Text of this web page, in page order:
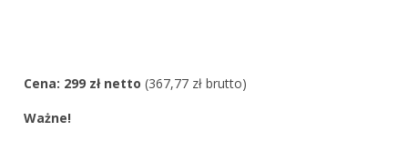
Cena: 299 zł netto (367,77 zł brutto)
Ważne!